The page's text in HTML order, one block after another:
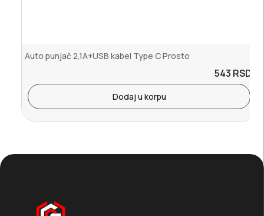
Auto punjač 2,1A+USB kabel Type C Prosto
543 RSD.
Dodaj u korpu